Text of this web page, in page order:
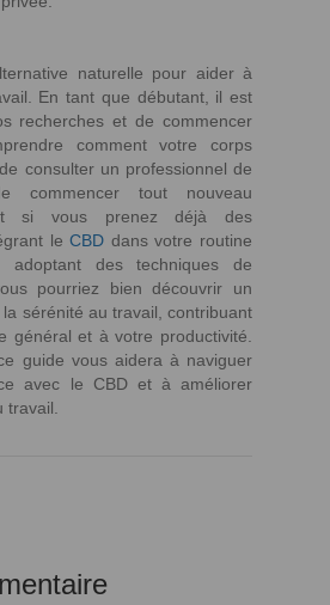
naturelle pour aider à
En tant que débutant, il est
recherches et de commencer
comment votre corps
consulter un professionnel de
commencer tout nouveau
si vous prenez déjà des
leCBD dans votre routine
adoptant des techniques de
pourriez bien découvrir un
sérénité au travail, contribuant
général et à votre productivité.
guide vous aidera à naviguer
avec le CBD et à améliorer